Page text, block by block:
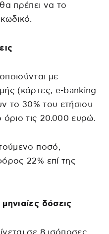
πρέπει να το
με
(κάρτες, e-banking
το 30% του ετήσιου
τις 20.000 ευρώ.
ποσό,
22% επί της
δόσεις
σε 8 ισόποσες